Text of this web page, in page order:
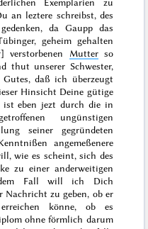
an leztere schreibst, des
da Gaupp das
geheim gehalten
verstorbenen Mutterso
thut unserer Schwester,
daß ich überzeugt
Hinsicht Deine gütige
ist eben jezt durch die in
ungünstigen
seiner gegründeten
angemeßenere
wie es scheint, sich des
zu einer anderweitigen
Fall will ich Dich
zu geben, ob er
könne, ob es
ohne förmlich darum